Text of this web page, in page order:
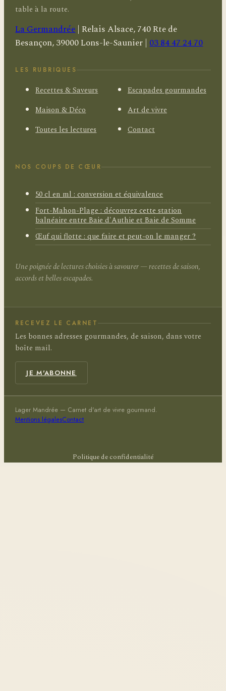
table à la route.
La Germandrée| Relais Alsace, 740 Rte de
Besançon, 39000 Lons-le-Saunier |03 84 47 24 70
LES RUBRIQUES
Recettes & Saveurs
Escapades gourmandes
Maison & Déco
Art de vivre
Toutes les lectures
Contact
NOS COUPS DE CŒUR
50 cl en ml : conversion et équivalence
Fort-Mahon-Plage : découvrez cette station
balnéaire entre Baie d'Authie et Baie de Somme
Œuf qui flotte : que faire et peut-on le manger ?
Une poignée de lectures choisies à savourer — recettes de saison,
accords et belles escapades.
RECEVEZ LE CARNET
Les bonnes adresses gourmandes, de saison, dans votre
boîte mail.
JE M'ABONNE
Lager Mandrée — Carnet d'art de vivre gourmand.
Mentions légalesContact
Politique de confidentialité